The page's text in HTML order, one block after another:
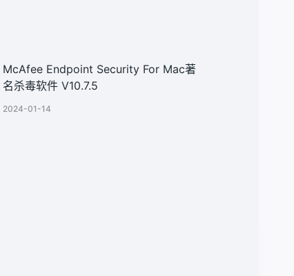
McAfee Endpoint Security For Mac著
名杀毒软件 V10.7.5
2024-01-14